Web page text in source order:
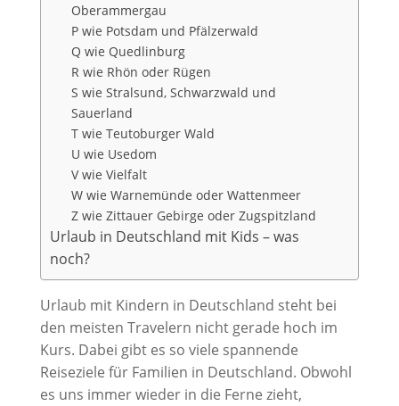
Oberammergau
P wie Potsdam und Pfälzerwald
Q wie Quedlinburg
R wie Rhön oder Rügen
S wie Stralsund, Schwarzwald und
Sauerland
T wie Teutoburger Wald
U wie Usedom
V wie Vielfalt
W wie Warnemünde oder Wattenmeer
Z wie Zittauer Gebirge oder Zugspitzland
Urlaub in Deutschland mit Kids – was
noch?
Urlaub mit Kindern in Deutschland steht bei
den meisten Travelern nicht gerade hoch im
Kurs. Dabei gibt es so viele spannende
Reiseziele für Familien in Deutschland. Obwohl
es uns immer wieder in die Ferne zieht,